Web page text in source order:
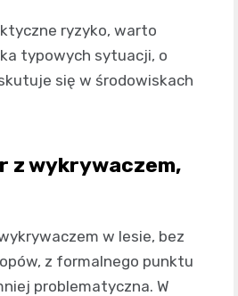
ryzyko, warto
typowych sytuacji, o
się w środowiskach
z wykrywaczem,
w lesie, bez
z formalnego punktu
problematyczna. W